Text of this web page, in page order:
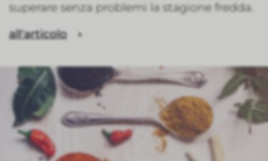
superare senza problemi la stagione fredda.
all'articolo